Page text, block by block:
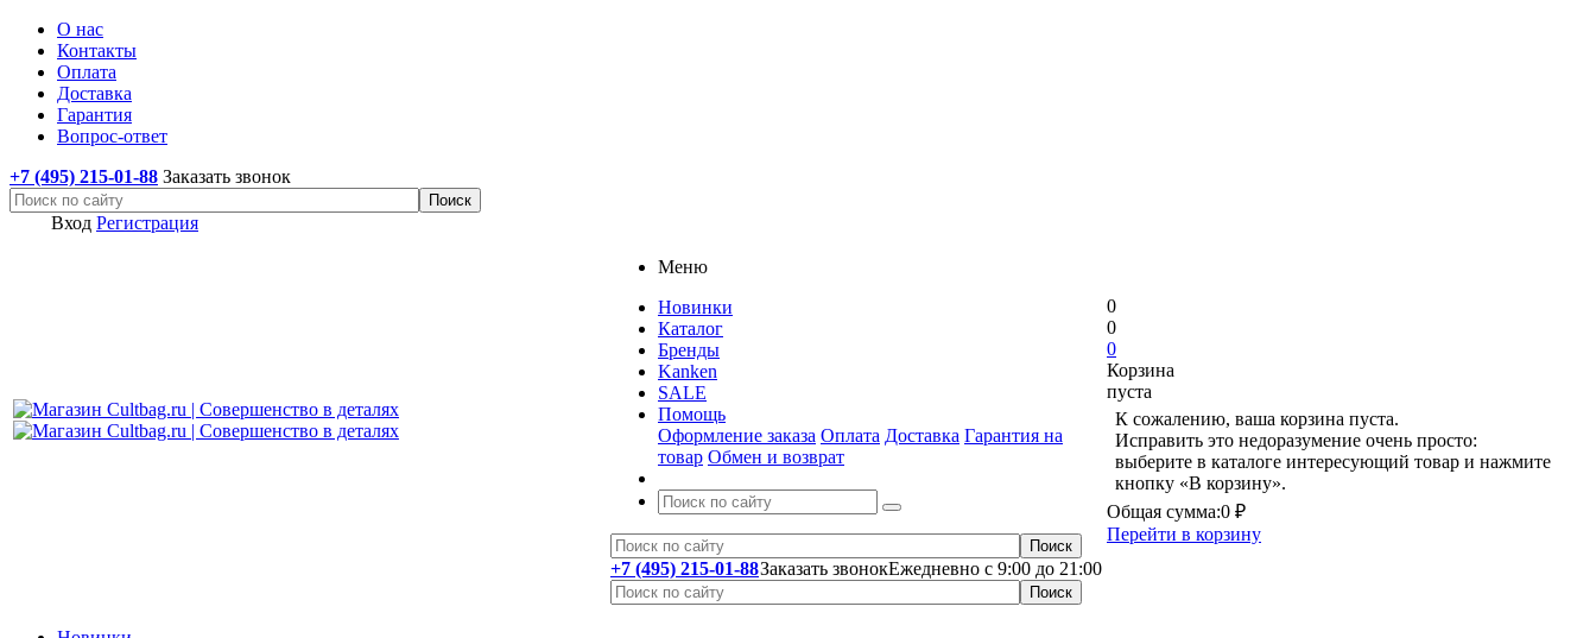
О нас
Контакты
Оплата
Доставка
Гарантия
Вопрос-ответ
+7 (495) 215-01-88 Заказать звонок
Вход Регистрация
Меню
Новинки
Каталог
Бренды
Kanken
SALE
Помощь
Оформление заказа Оплата Доставка Гарантия на
товар Обмен и возврат
Ежедневно с 9:00 до 21:00
+7 (495) 215-01-88Заказать звонок
0
0
0
Корзина
пуста
К сожалению, ваша корзина пуста.
Исправить это недоразумение очень просто:
выберите в каталоге интересующий товар и нажмите
кнопку «В корзину».
Общая сумма:0 ₽
Перейти в корзину